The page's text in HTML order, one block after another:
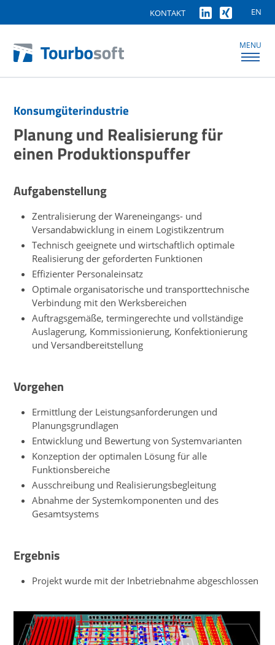
EN
KONTAKT
MENU
Konsumgüterindustrie
Planung und Realisierung für
einen Produktionspuffer
Aufgabenstellung
Zentralisierung der Wareneingangs- und
Versandabwicklung in einem Logistikzentrum
Technisch geeignete und wirtschaftlich optimale
Realisierung der geforderten Funktionen
Effizienter Personaleinsatz
Optimale organisatorische und transporttechnische
Verbindung mit den Werksbereichen
Auftragsgemäße, termingerechte und vollständige
Auslagerung, Kommissionierung, Konfektionierung
und Versandbereitstellung
Vorgehen
Ermittlung der Leistungsanforderungen und
Planungsgrundlagen
Entwicklung und Bewertung von Systemvarianten
Konzeption der optimalen Lösung für alle
Funktionsbereiche
Ausschreibung und Realisierungsbegleitung
Abnahme der Systemkomponenten und des
Gesamtsystems
Ergebnis
Projekt wurde mit der Inbetriebnahme abgeschlossen